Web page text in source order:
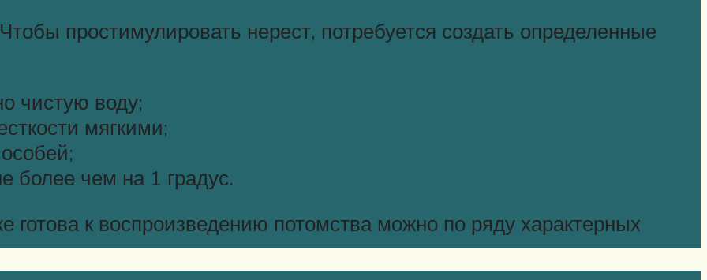
простимулировать нерест, потребуется создать определенные
чистую воду;
мягкими;
более чем на 1 градус.
готова к воспроизведению потомства можно по ряду характерных